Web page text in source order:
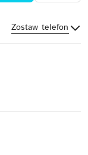
Zostaw telefon